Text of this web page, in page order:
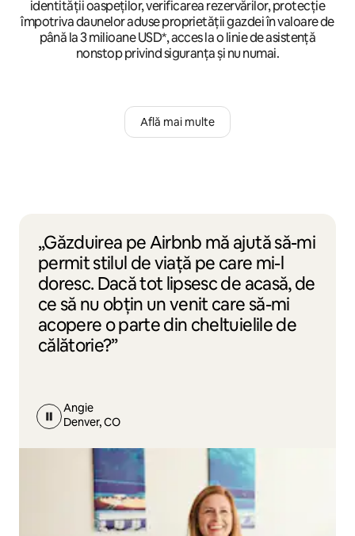
identității oaspeților, verificarea rezervărilor, protecție
împotriva daunelor aduse proprietății gazdei în valoare de
până la 3 milioane USD*, acces la o linie de asistență
nonstop privind siguranța și nu numai.
Află mai multe
„Găzduirea pe Airbnb mă ajută să-mi
permit stilul de viață pe care mi-l
doresc. Dacă tot lipsesc de acasă, de
ce să nu obțin un venit care să-mi
acopere o parte din cheltuielile de
călătorie?”
Angie
Denver, CO